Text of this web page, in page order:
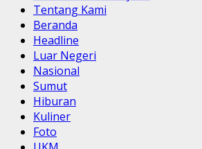
Tentang Kami
Beranda
Headline
Luar Negeri
Nasional
Sumut
Hiburan
Kuliner
Foto